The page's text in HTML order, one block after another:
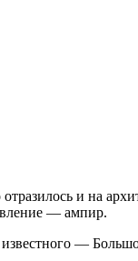
и на
— ампир.
—